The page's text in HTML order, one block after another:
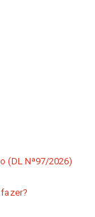
(DL Nª97/2026)